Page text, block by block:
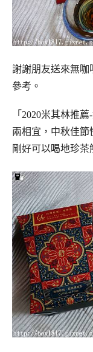
謝謝朋友送來無咖
參考。
「2020米其林推
兩相宜，中秋佳節
剛好可以喝地珍茶